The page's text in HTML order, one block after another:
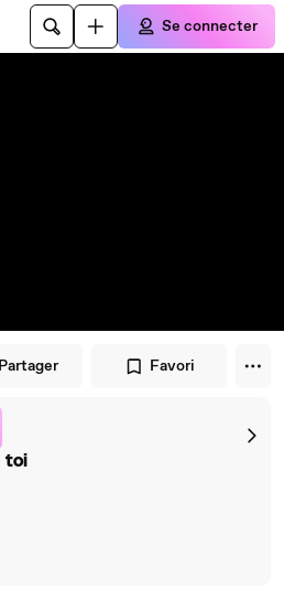
Se connecter
Partager Favori
toi